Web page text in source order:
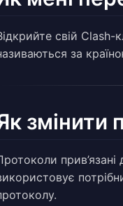
свій Clash-
за
змінити